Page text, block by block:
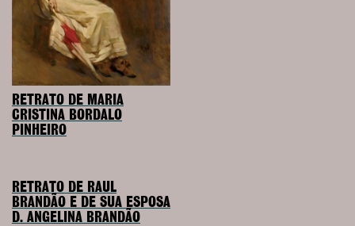
RETRATO DE MARIA
CRISTINA BORDALO
PINHEIRO
RETRATO DE RAUL
BRANDÃO E DE SUA ESPOSA
D. ANGELINA BRANDÃO